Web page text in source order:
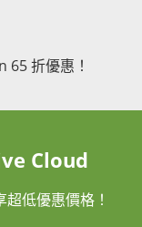
折優惠！
Cloud
低優惠價格！